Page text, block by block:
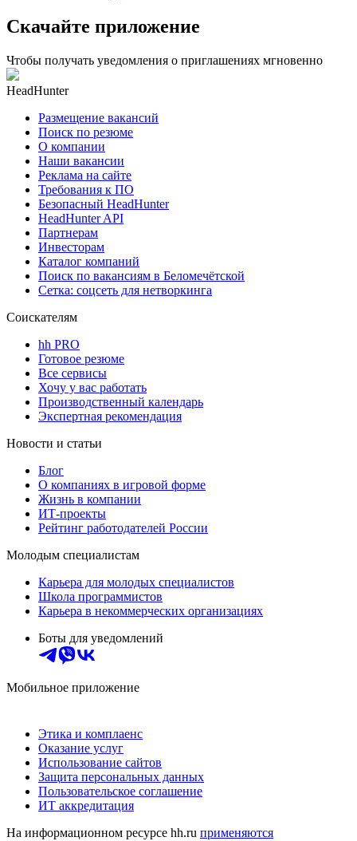
Скачайте приложение
Чтобы получать уведомления о приглашениях мгновенно
HeadHunter
Размещение вакансий
Поиск по резюме
О компании
Наши вакансии
Реклама на сайте
Требования к ПО
Безопасный HeadHunter
HeadHunter API
Партнерам
Инвесторам
Каталог компаний
Поиск по вакансиям в Беломечётской
Сетка: соцсеть для нетворкинга
Соискателям
hh PRO
Готовое резюме
Все сервисы
Хочу у вас работать
Производственный календарь
Экспертная рекомендация
Новости и статьи
Блог
О компаниях в игровой форме
Жизнь в компании
ИТ-проекты
Рейтинг работодателей России
Молодым специалистам
Карьера для молодых специалистов
Школа программистов
Карьера в некоммерческих организациях
Боты для уведомлений
Мобильное приложение
Этика и комплаенс
Оказание услуг
Использование сайтов
Защита персональных данных
Пользовательское соглашение
ИТ аккредитация
На информационном ресурсе hh.ru применяются